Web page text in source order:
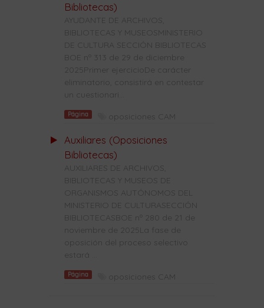
Bibliotecas)
AYUDANTE DE ARCHIVOS,
BIBLIOTECAS Y MUSEOSMINISTERIO
DE CULTURA SECCIÓN BIBLIOTECAS
BOE nº 313 de 29 de diciembre
2025Primer ejercicioDe carácter
eliminatorio, consistirá en contestar
un cuestionari...
Página oposiciones CAM
Auxiliares (Oposiciones
Bibliotecas)
AUXILIARES DE ARCHIVOS,
BIBLIOTECAS Y MUSEOS DE
ORGANISMOS AUTÓNOMOS DEL
MINISTERIO DE CULTURASECCIÓN
BIBLIOTECASBOE nº 280 de 21 de
noviembre de 2025La fase de
oposición del proceso selectivo
estará ...
Página oposiciones CAM